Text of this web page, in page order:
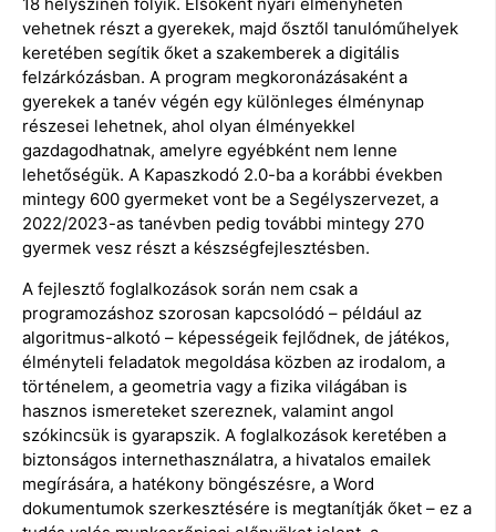
vehetnek részt a gyerekek, majd ősztől tanulóműhelyek
keretében segítik őket a szakemberek a digitális
felzárkózásban. A program megkoronázásaként a
gyerekek a tanév végén egy különleges élménynap
részesei lehetnek, ahol olyan élményekkel
gazdagodhatnak, amelyre egyébként nem lenne
lehetőségük. A Kapaszkodó 2.0-ba a korábbi években
mintegy 600 gyermeket vont be a Segélyszervezet, a
2022/2023-as tanévben pedig további mintegy 270
gyermek vesz részt a készségfejlesztésben.
A fejlesztő foglalkozások során nem csak a
programozáshoz szorosan kapcsolódó – például az
algoritmus-alkotó – képességeik fejlődnek, de játékos,
élményteli feladatok megoldása közben az irodalom, a
történelem, a geometria vagy a fizika világában is
hasznos ismereteket szereznek, valamint angol
szókincsük is gyarapszik. A foglalkozások keretében a
biztonságos internethasználatra, a hivatalos emailek
megírására, a hatékony böngészésre, a Word
dokumentumok szerkesztésére is megtanítják őket – ez a